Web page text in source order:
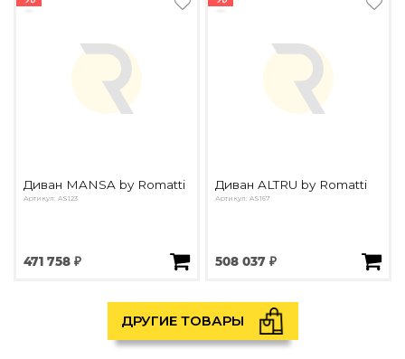
Диван MANSA by Romatti
Артикул: AS123
471 758 ₽
Диван ALTRU by Romatti
Артикул: AS167
508 037 ₽
ДРУГИЕ ТОВАРЫ